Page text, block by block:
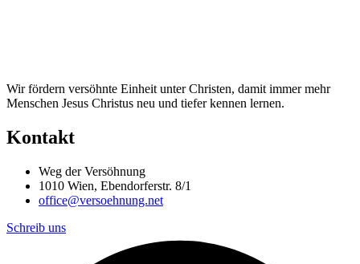
Wir fördern versöhnte Einheit unter Christen, damit immer mehr
Menschen Jesus Christus neu und tiefer kennen lernen.
Kontakt
Weg der Versöhnung
1010 Wien, Ebendorferstr. 8/1
office@versoehnung.net
Schreib uns